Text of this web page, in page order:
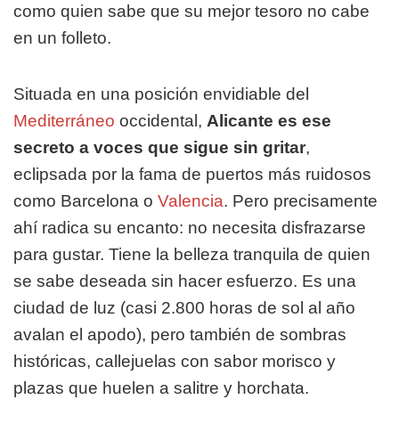
como quien sabe que su mejor tesoro no cabe
en un folleto.
Situada en una posición envidiable del
Mediterráneo occidental, Alicante es ese
secreto a voces que sigue sin gritar,
eclipsada por la fama de puertos más ruidosos
como Barcelona o Valencia. Pero precisamente
ahí radica su encanto: no necesita disfrazarse
para gustar. Tiene la belleza tranquila de quien
se sabe deseada sin hacer esfuerzo. Es una
ciudad de luz (casi 2.800 horas de sol al año
avalan el apodo), pero también de sombras
históricas, callejuelas con sabor morisco y
plazas que huelen a salitre y horchata.